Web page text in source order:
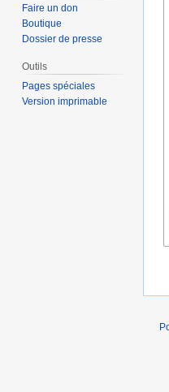
Faire un don
Boutique
Dossier de presse
Outils
Pages spéciales
Version imprimable